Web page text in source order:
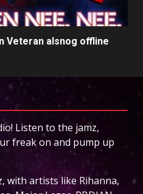
Veteran alsnog offline
Listen to the jamz,
freak on and pump up
with artists like Rihanna,